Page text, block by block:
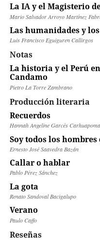
La IA y el Magisterio
Mario Salvador Arroyo Martínez
Las humanidades y
Luis Francisco Eguiguren Callirgos
Notas
La historia y el Perú
Candamo
Pietro La Torre Zambrano
Producción literaria
Recuerdos
Hannah Angeline Garcés Carhuapoma
Soy todos los
Ernesto José Saavedra Bazán
Callar o hablar
Pablo Pérez Sánchez
La gota
Renato Sandoval Bacigalupo
Verano
Paulo Caffo
Reseñas